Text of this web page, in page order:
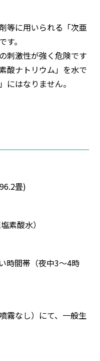
等に用いられる「次亜
。
刺激性が強く危険です
酸ナトリウム」を水で
にはなりません。
畳)
素酸水）
時間帯（夜中3～4時
霧なし）にて、一般生